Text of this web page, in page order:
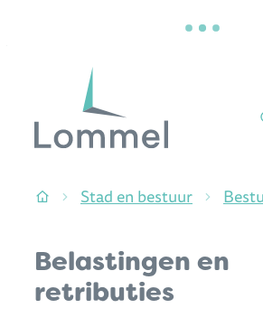
Naar inhoud
Stad Lommel
StartpaginaStad en bestuur
Belastingen en
retributies